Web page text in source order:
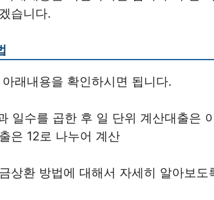
습니다.
래내용을 확인하시면 됩니다.
일수를 곱한 후 일 단위 계산대출은
은 12로 나누어 계산
상환 방법에 대해서 자세히 알아보도